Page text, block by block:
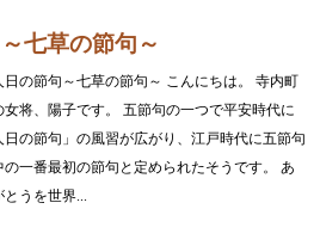
七草の節句～
の節句～七草の節句～ こんにちは。 寺内町
女将、陽子です。 五節句の一つで平安時代に
日の節句」の風習が広がり、江戸時代に五節句
の一番最初の節句と定められたそうです。 あ
とうを世界...